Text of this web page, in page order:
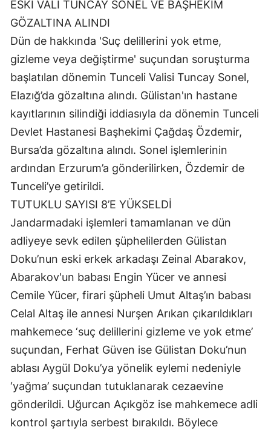
Siirt
Sivas
Tekirdağ
Tokat
Trabzon
Şanlıurfa
Uşak
Yozgat
Zonguldak
Aksaray
Bayburt
Karaman
Kırıkkale
ESKİ VALİ TUNCAY SONEL VE BAŞHEKİM
GÖZALTINA ALINDI
Dün de hakkında 'Suç delillerini yok etme,
gizleme veya değiştirme' suçundan soruşturma
başlatılan dönemin Tunceli Valisi Tuncay Sonel,
Elazığ’da gözaltına alındı. Gülistan'ın hastane
kayıtlarının silindiği iddiasıyla da dönemin Tunceli
Devlet Hastanesi Başhekimi Çağdaş Özdemir,
Bursa’da gözaltına alındı. Sonel işlemlerinin
ardından Erzurum’a gönderilirken, Özdemir de
Tunceli’ye getirildi.
TUTUKLU SAYISI 8’E YÜKSELDİ
Jandarmadaki işlemleri tamamlanan ve dün
adliyeye sevk edilen şüphelilerden Gülistan
Doku’nun eski erkek arkadaşı Zeinal Abarakov,
Abarakov'un babası Engin Yücer ve annesi
Cemile Yücer, firari şüpheli Umut Altaş’ın babası
Celal Altaş ile annesi Nurşen Arıkan çıkarıldıkları
mahkemece ‘suç delillerini gizleme ve yok etme’
suçundan, Ferhat Güven ise Gülistan Doku’nun
ablası Aygül Doku’ya yönelik eylemi nedeniyle
‘yağma’ suçundan tutuklanarak cezaevine
gönderildi. Uğurcan Açıkgöz ise mahkemece adli
kontrol şartıyla serbest bırakıldı. Böylece